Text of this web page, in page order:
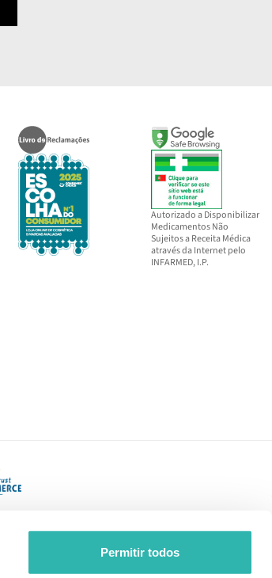
Permitir todos
Autorizado a Disponibilizar
Medicamentos Não
Sujeitos a Receita Médica
através da Internet pelo
INFARMED, I.P.